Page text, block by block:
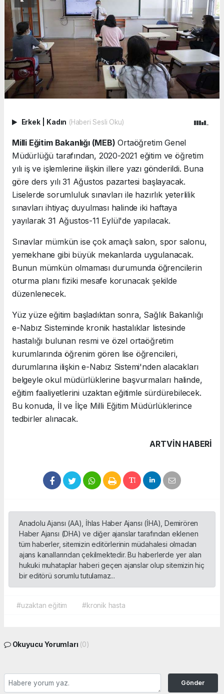
Erkek Kadın (Haberi Sesli Oku)
Milli Eğitim Bakanlığı (MEB) Ortaöğretim Genel
Müdürlüğü tarafından, 2020-2021 eğitim ve öğretim
yılı iş ve işlemlerine ilişkin illere yazı gönderildi. Buna
göre ders yılı 31 Ağustos pazartesi başlayacak.
Liselerde sorumluluk sınavları ile hazırlık yeterlilik
sınavları ihtiyaç duyulması halinde iki haftaya
yayılarak 31 Ağustos-11 Eylül'de yapılacak.
Sınavlar mümkün ise çok amaçlı salon, spor salonu,
yemekhane gibi büyük mekanlarda uygulanacak.
Bunun mümkün olmaması durumunda öğrencilerin
oturma planı fiziki mesafe korunacak şekilde
düzenlenecek.
Yüz yüze eğitim başladıktan sonra, Sağlık Bakanlığı
e-Nabız Sisteminde kronik hastalıklar listesinde
hastalığı bulunan resmi ve özel ortaöğretim
kurumlarında öğrenim gören lise öğrencileri,
durumlarına ilişkin e-Nabız Sistemi'nden alacakları
belgeyle okul müdürlüklerine başvurmaları halinde,
eğitim faaliyetlerini uzaktan eğitimle sürdürebilecek.
Bu konuda, İl ve İlçe Milli Eğitim Müdürlüklerince
tedbirler alınacak.
ARTVIN HABERİ
Anadolu Ajansı (AA), İhlas Haber Ajansı (İHA), Demirören
Haber Ajansı (DHA) ve diğer ajanslar tarafından eklenen
tüm haberler, sitemizin editörlerinin müdahalesi olmadan
ajans kanallarından çekilmektedir. Bu haberlerde yer alan
hukuki muhataplar haberi geçen ajanslar olup sitemizin hiç
bir editörü sorumlu tutulamaz...
#uzaktan eğitim #kronik hasta
Okuyucu Yorumları (0)
Gönder